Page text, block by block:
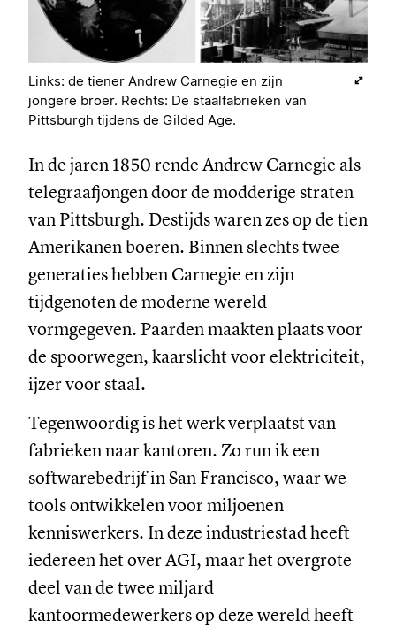
Links: de tiener Andrew Carnegie en zijn
jongere broer. Rechts: De staalfabrieken van
Pittsburgh tijdens de Gilded Age.
In de jaren 1850 rende Andrew Carnegie als
telegraafjongen door de modderige straten
van Pittsburgh. Destijds waren zes op de tien
Amerikanen boeren. Binnen slechts twee
generaties hebben Carnegie en zijn
tijdgenoten de moderne wereld
vormgegeven. Paarden maakten plaats voor
de spoorwegen, kaarslicht voor elektriciteit,
ijzer voor staal.
Tegenwoordig is het werk verplaatst van
fabrieken naar kantoren. Zo run ik een
softwarebedrijf in San Francisco, waar we
tools ontwikkelen voor miljoenen
kenniswerkers. In deze industriestad heeft
iedereen het over AGI, maar het overgrote
deel van de twee miljard
kantoormedewerkers op deze wereld heeft